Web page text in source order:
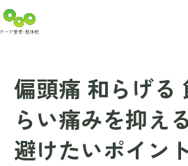
偏頭痛 和らげる
らい痛みを抑え
避けたいポイント